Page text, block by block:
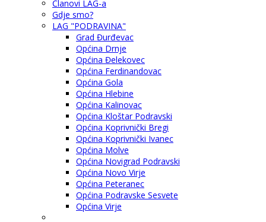
Članovi LAG-a
Gdje smo?
LAG "PODRAVINA"
Grad Đurđevac
Općina Drnje
Općina Đelekovec
Općina Ferdinandovac
Općina Gola
Općina Hlebine
Općina Kalinovac
Općina Kloštar Podravski
Općina Koprivnički Bregi
Općina Koprivnički Ivanec
Općina Molve
Općina Novigrad Podravski
Općina Novo Virje
Općina Peteranec
Općina Podravske Sesvete
Općina Virje